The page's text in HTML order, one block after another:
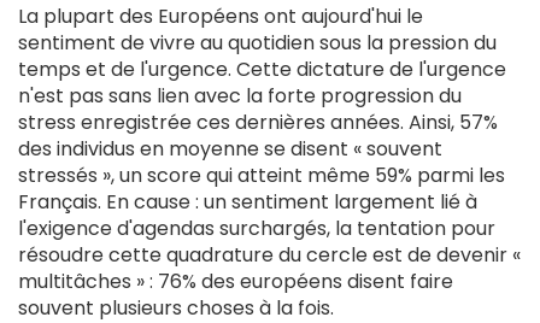
La plupart des Européens ont aujourd'hui le
sentiment de vivre au quotidien sous la pression du
temps et de l'urgence. Cette dictature de l'urgence
n'est pas sans lien avec la forte progression du
stress enregistrée ces dernières années. Ainsi, 57%
des individus en moyenne se disent « souvent
stressés », un score qui atteint même 59% parmi les
Français. En cause : un sentiment largement lié à
l'exigence d'agendas surchargés, la tentation pour
résoudre cette quadrature du cercle est de devenir «
multitâches » : 76% des européens disent faire
souvent plusieurs choses à la fois.